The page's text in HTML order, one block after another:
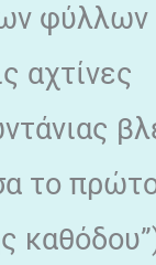
αχτίνες
το